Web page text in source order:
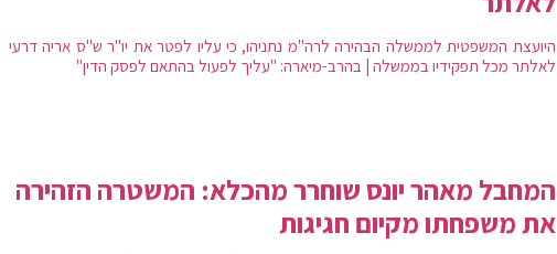
היועצת המשפטית לממשלה הבהירה לרה"מ נתניהו, כי עליו לפטר את יו"ר ש"ס אריה דרעי
לאלתר מכל תפקידיו בממשלה | בהרב-מיארה: "עליך לפעול בהתאם לפסק הדין"
המחבל מאהר יונס שוחרר מהכלא: המשטרה הזהירה
את משפחתו מקיום חגיגות